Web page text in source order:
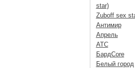
star)
Zuboff sex
Антимир
Апрель
АТС
БардCore
Белый город